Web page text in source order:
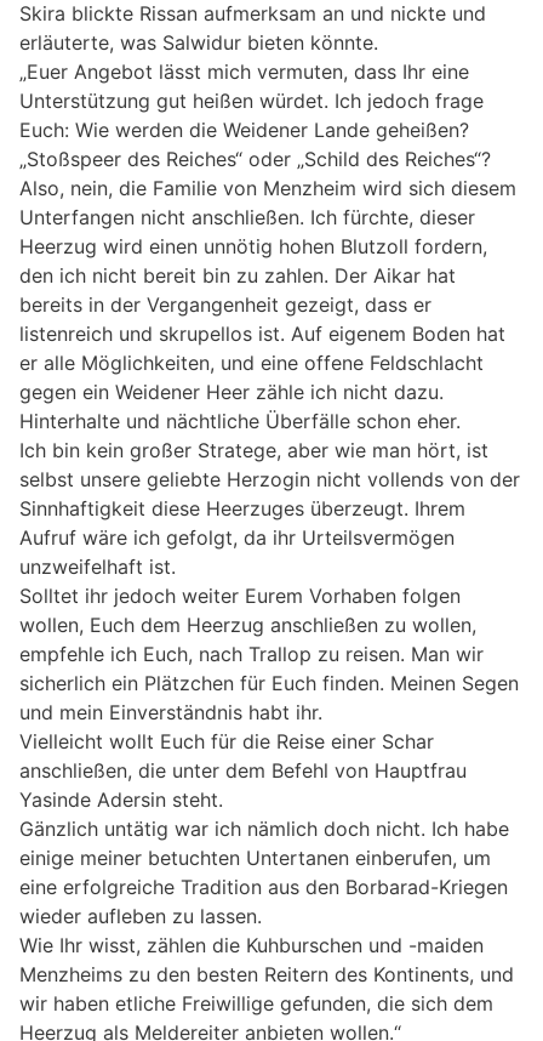
Skira blickte Rissan aufmerksam an und nickte und
erläuterte, was Salwidur bieten könnte.
„Euer Angebot lässt mich vermuten, dass Ihr eine
Unterstützung gut heißen würdet. Ich jedoch frage
Euch: Wie werden die Weidener Lande geheißen?
„Stoßspeer des Reiches“ oder „Schild des Reiches“?
Also, nein, die Familie von Menzheim wird sich diesem
Unterfangen nicht anschließen. Ich fürchte, dieser
Heerzug wird einen unnötig hohen Blutzoll fordern,
den ich nicht bereit bin zu zahlen. Der Aikar hat
bereits in der Vergangenheit gezeigt, dass er
listenreich und skrupellos ist. Auf eigenem Boden hat
er alle Möglichkeiten, und eine offene Feldschlacht
gegen ein Weidener Heer zähle ich nicht dazu.
Hinterhalte und nächtliche Überfälle schon eher.
Ich bin kein großer Stratege, aber wie man hört, ist
selbst unsere geliebte Herzogin nicht vollends von der
Sinnhaftigkeit diese Heerzuges überzeugt. Ihrem
Aufruf wäre ich gefolgt, da ihr Urteilsvermögen
unzweifelhaft ist.
Solltet ihr jedoch weiter Eurem Vorhaben folgen
wollen, Euch dem Heerzug anschließen zu wollen,
empfehle ich Euch, nach Trallop zu reisen. Man wir
sicherlich ein Plätzchen für Euch finden. Meinen Segen
und mein Einverständnis habt ihr.
Vielleicht wollt Euch für die Reise einer Schar
anschließen, die unter dem Befehl von Hauptfrau
Yasinde Adersin steht.
Gänzlich untätig war ich nämlich doch nicht. Ich habe
einige meiner betuchten Untertanen einberufen, um
eine erfolgreiche Tradition aus den Borbarad-Kriegen
wieder aufleben zu lassen.
Wie Ihr wisst, zählen die Kuhburschen und -maiden
Menzheims zu den besten Reitern des Kontinents, und
wir haben etliche Freiwillige gefunden, die sich dem
Heerzug als Meldereiter anbieten wollen.“